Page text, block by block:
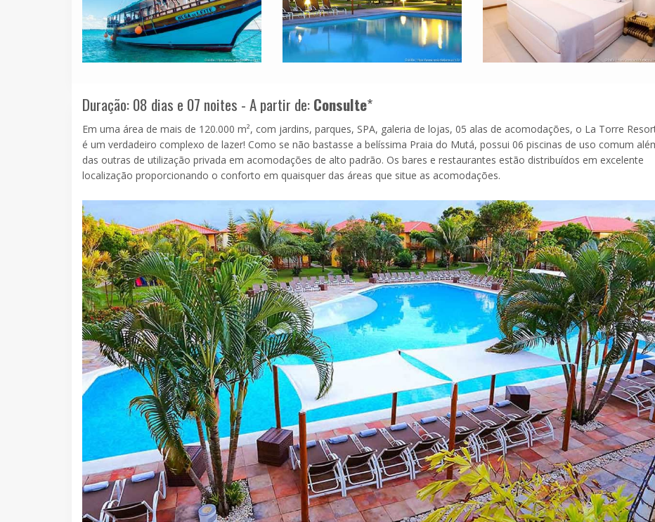
Duração: 08 dias e 07 noites - A partir de:Consulte*
Em uma área de mais de 120.000 m², com jardins, parques, SPA, galeria de lojas, 05 alas de acomodações, o La Torre
é um verdadeiro complexo de lazer! Como se não bastasse a belíssima Praia do Mutá, possui 06 piscinas de uso comum
das outras de utilização privada em acomodações de alto padrão. Os bares e restaurantes estão distribuídos em excelente
localização proporcionando o conforto em quaisquer das áreas que situe as acomodações.